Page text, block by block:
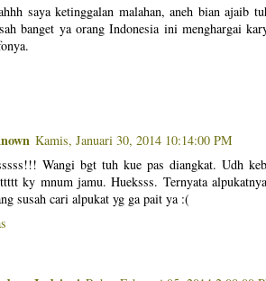
saya ketinggalan malahan, aneh bian
banget ya orang Indonesia ini menghargai
Kamis, Januari 30, 2014 10:14:00 PM
Wangi bgt tuh kue pas diangkat. Udh
ky mnum jamu. Hueksss. Ternyata
susah cari alpukat yg ga pait ya :(